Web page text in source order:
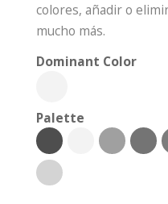
colores, añadir o
mucho más.
Dominant Color
Palette